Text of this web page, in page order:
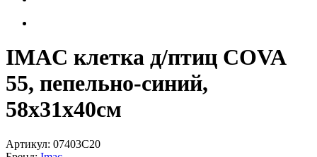
IMAC клетка д/птиц COVA
55, пепельно-синий,
58х31х40см
Артикул: 07403С20